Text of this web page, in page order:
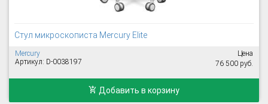
Стул микроскописта Mercury Elite
Mercury
Артикул: D-0038197
Цена
76 500 руб.
Добавить в корзину